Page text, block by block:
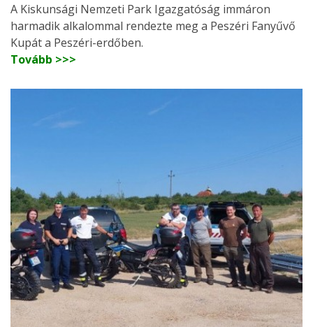
A Kiskunsági Nemzeti Park Igazgatóság immáron
harmadik alkalommal rendezte meg a Peszéri Fanyűvő
Kupát a Peszéri-erdőben.
Tovább >>>